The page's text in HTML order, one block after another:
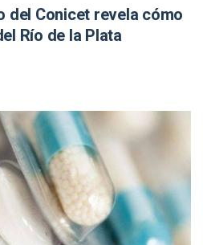
del Conicet revela cómo
Río de la Plata